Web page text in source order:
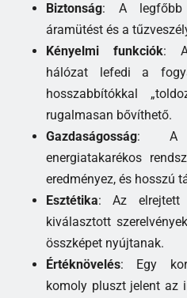
Biztonság: A legfőbb
áramütést és a
Kényelmi funkciók:
hálózat lefedi a
hosszabbítókkal
rugalmasan bővíthető.
Gazdaságosság: A
energiatakarékos
eredményez, és hosszú
Esztétika: Az elrejtett
kiválasztott
összképet nyújtanak.
Értéknövelés: Egy
komoly pluszt jelent az